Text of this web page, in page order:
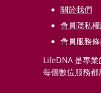
關於我們
會員隱私
會員服務
LifeDNA 是專
每個數位服務都